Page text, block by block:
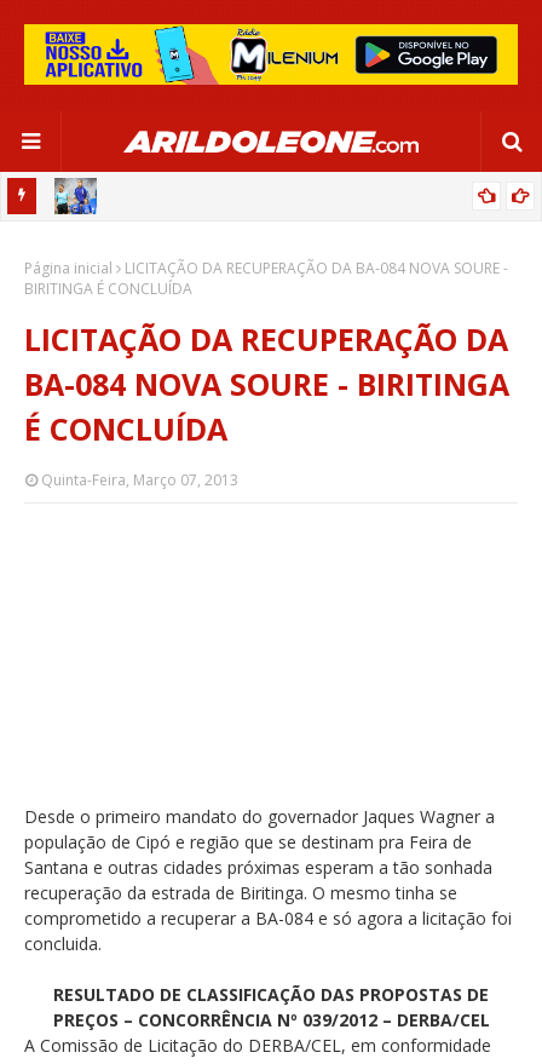
SALVADOR
Página inicial
LICITAÇÃO DA RECUPERAÇÃO DA BA-084 NOVA SOURE -
BIRITINGA É CONCLUÍDA
LICITAÇÃO DA RECUPERAÇÃO DA
BA-084 NOVA SOURE - BIRITINGA
É CONCLUÍDA
Quinta-Feira, Março 07, 2013
Desde o primeiro mandato do governador Jaques Wagner a
população de Cipó e região que se destinam pra Feira de
Santana e outras cidades próximas esperam a tão sonhada
recuperação da estrada de Biritinga. O mesmo tinha se
comprometido a recuperar a BA-084 e só agora a licitação foi
concluida.
RESULTADO DE CLASSIFICAÇÃO DAS PROPOSTAS DE
PREÇOS – CONCORRÊNCIA Nº 039/2012 – DERBA/CEL
A Comissão de Licitação do DERBA/CEL, em conformidade